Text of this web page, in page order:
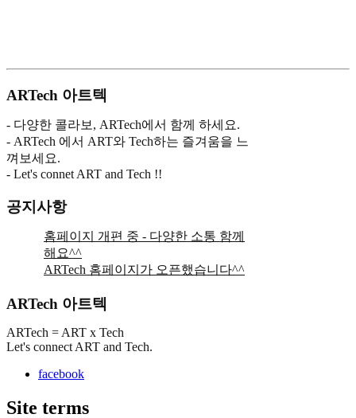
ARTech 아트텍
- 다양한 콜라보, ARTech에서 함께 하세요.
- ARTech 에서 ART와 Tech하는 즐겨움을 느
껴보세요.
- Let's connet ART and Tech !!
공지사항
홈페이지 개편 중 - 다양한 소통 함께
해요^^
ARTech 홈페이지가 오픈했습니다^^
ARTech 아트텍
ARTech = ART x Tech
Let's connect ART and Tech.
facebook
Site terms